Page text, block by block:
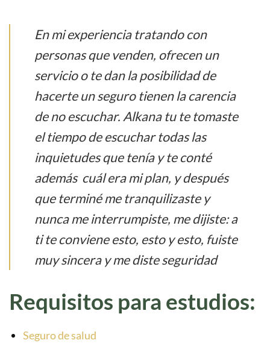
En mi experiencia tratando con
personas que venden, ofrecen un
servicio o te dan la posibilidad de
hacerte un seguro tienen la carencia
de no escuchar. Alkana tu te tomaste
el tiempo de escuchar todas las
inquietudes que tenía y te conté
además cuál era mi plan, y después
que terminé me tranquilizaste y
nunca me interrumpiste, me dijiste: a
ti te conviene esto, esto y esto, fuiste
muy sincera y me diste seguridad
Requisitos para estudios:
Seguro de salud